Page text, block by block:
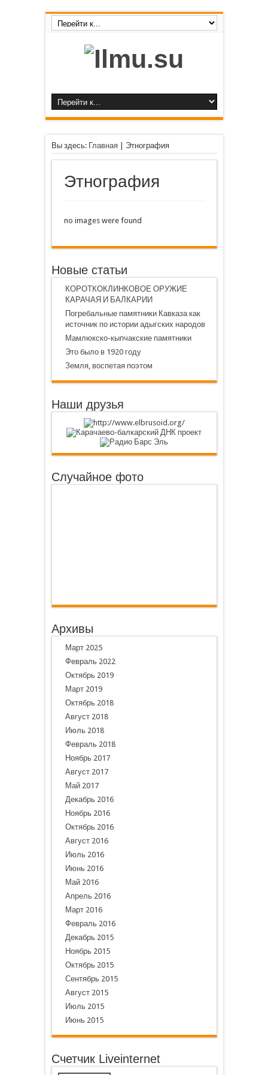
Вы здесь: Главная| Этнография
Этнография
no images were found
Новые статьи
КОРОТКОКЛИНКОВОЕ ОРУЖИЕ
КАРАЧАЯ И БАЛКАРИИ
Погребальные памятники Кавказа как
источник по истории адыгских народов
Мамлюкско-кыпчакские памятники
Это было в 1920 году
Земля, воспетая поэтом
Наши друзья
Случайное фото
Архивы
Март 2025
Февраль 2022
Октябрь 2019
Март 2019
Октябрь 2018
Август 2018
Июль 2018
Февраль 2018
Ноябрь 2017
Август 2017
Май 2017
Декабрь 2016
Ноябрь 2016
Октябрь 2016
Август 2016
Июль 2016
Июнь 2016
Май 2016
Апрель 2016
Март 2016
Февраль 2016
Декабрь 2015
Ноябрь 2015
Октябрь 2015
Сентябрь 2015
Август 2015
Июль 2015
Июнь 2015
Счетчик Liveinternet